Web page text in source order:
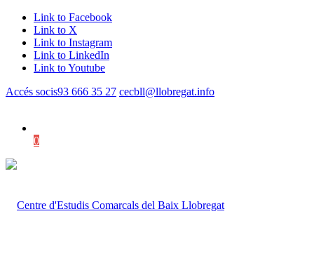
Link to Facebook
Link to X
Link to Instagram
Link to LinkedIn
Link to Youtube
Accés socis93 666 35 27 cecbll@llobregat.info
0